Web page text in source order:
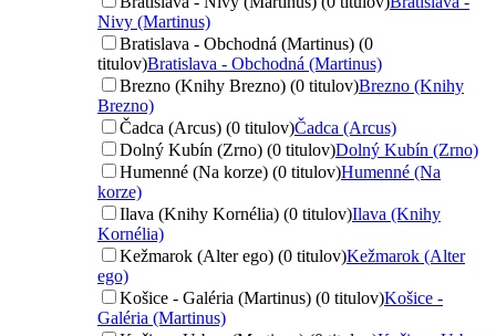
Nivy (Martinus)
Bratislava - Obchodná (Martinus) (0
titulov)Bratislava - Obchodná (Martinus)
Brezno (Knihy Brezno) (0 titulov)Brezno (Knihy
Brezno)
Čadca (Arcus) (0 titulov)Čadca (Arcus)
Dolný Kubín (Zrno) (0 titulov)Dolný Kubín (Zrno)
Humenné (Na korze) (0 titulov)Humenné (Na
korze)
Ilava (Knihy Kornélia) (0 titulov)Ilava (Knihy
Kornélia)
Kežmarok (Alter ego) (0 titulov)Kežmarok (Alter
ego)
Košice - Galéria (Martinus) (0 titulov)Košice -
Galéria (Martinus)